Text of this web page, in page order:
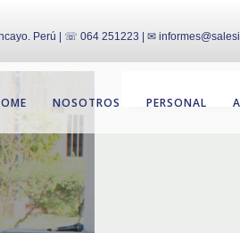
Perú | ☏ 064 251223 | ✉
NOSOTROS PERSONAL